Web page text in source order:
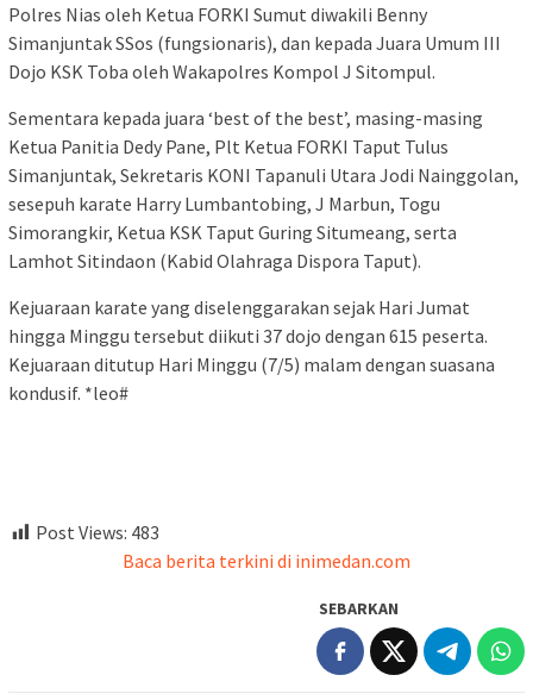
Polres Nias oleh Ketua FORKI Sumut diwakili Benny
Simanjuntak SSos (fungsionaris), dan kepada Juara Umum III
Dojo KSK Toba oleh Wakapolres Kompol J Sitompul.
Sementara kepada juara ‘best of the best’, masing-masing
Ketua Panitia Dedy Pane, Plt Ketua FORKI Taput Tulus
Simanjuntak, Sekretaris KONI Tapanuli Utara Jodi Nainggolan,
sesepuh karate Harry Lumbantobing, J Marbun, Togu
Simorangkir, Ketua KSK Taput Guring Situmeang, serta
Lamhot Sitindaon (Kabid Olahraga Dispora Taput).
Kejuaraan karate yang diselenggarakan sejak Hari Jumat
hingga Minggu tersebut diikuti 37 dojo dengan 615 peserta.
Kejuaraan ditutup Hari Minggu (7/5) malam dengan suasana
kondusif. *leo#
Post Views: 483
Baca berita terkini di inimedan.com
SEBARKAN